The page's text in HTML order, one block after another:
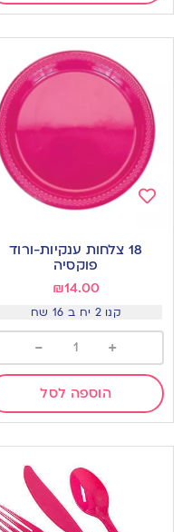
wishlist
18 צלחות ענקיות-ורוד
פוקסיה
₪14.00
קנו 2 יח ב 16 שח
+
-
הוספה לסל